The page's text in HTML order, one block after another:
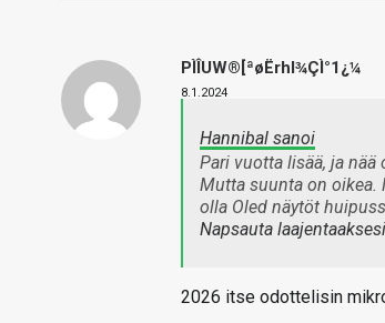
PÌÎUW®[ªøËrhl¾ÇÌ°1¿¼
8.1.2024
Hannibal sanoi
Pari vuotta lisää, ja
Mutta suunta on oikea.
olla Oled näytöt
Napsauta
2026 itse odottelisin